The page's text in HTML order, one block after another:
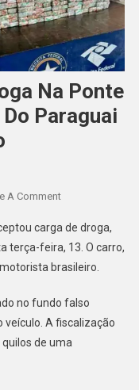
Na Ponte
Paraguai
A CommentOn
Intercepta
Droga
Na
Da
Amizade
Em
carga de droga,
terça-feira, 13. O carro,
brasileiro.
no fundo falso
veículo. A fiscalização
de uma